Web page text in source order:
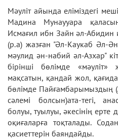
Мәуліт айында еліміздегі
Мадина Мунаууара
Исмағил ибн Зайн әл-
(р.а) жазған "Әл-Каукаб Әл-
мәулид ән-набий әл-Азхар"
бірінші бөлімде
мақсатын, қандай жол,
бөлімде Пайғамбарымыздың
сәлемі болсын)ата-тегі,
болуы, туылуы, әкесінің ерте
оқиғаларға тоқталады.
қасиеттерін баяндайды.